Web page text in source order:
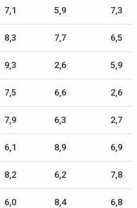
7,1 5,9 7,3
8,3 7,7 6,5
9,3 2,6 5,9
7,5 6,6 2,6
7,9 6,3 2,7
6,1 8,9 6,9
8,2 6,2 7,8
6,0 8,4 6,8